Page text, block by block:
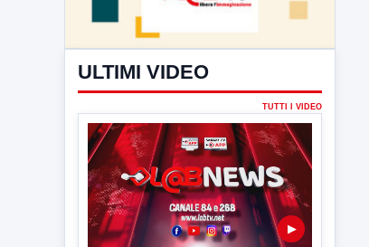
ULTIMI VIDEO
TUTTI I VIDEO
▶